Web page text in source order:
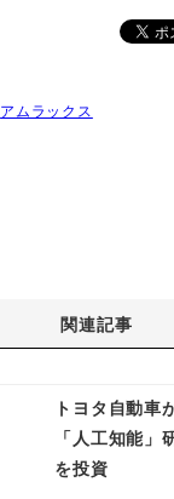
アムラックス
関連記事
トヨタ自動車
「人工知能
を投資